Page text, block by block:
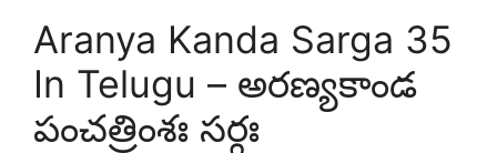
Aranya Kanda Sarga 35
In Telugu – అరణ్యకాండ
పంచత్రింశః సర్గః